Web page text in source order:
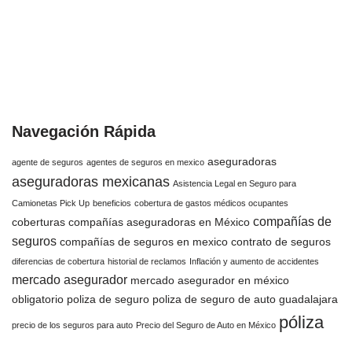
Navegación Rápida
agente de seguros agentes de seguros en mexico aseguradoras
aseguradoras mexicanas Asistencia Legal en Seguro para
Camionetas Pick Up beneficios cobertura de gastos médicos ocupantes
coberturas compañías aseguradoras en México compañías de
seguros compañías de seguros en mexico contrato de seguros
diferencias de cobertura historial de reclamos Inflación y aumento de accidentes
mercado asegurador mercado asegurador en méxico
obligatorio poliza de seguro poliza de seguro de auto guadalajara
precio de los seguros para auto Precio del Seguro de Auto en México póliza